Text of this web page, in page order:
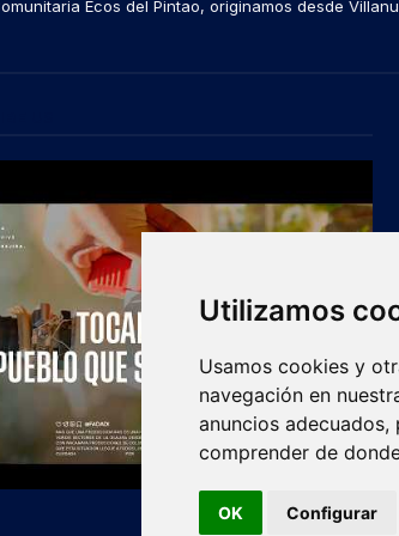
Utilizamos
Usamos cookies y
navegación en
anuncios
comprender de
OK Configurar
Ecos del Pintao, originamos desde